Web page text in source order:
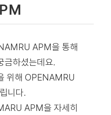
APM을 통해
금하셨는데요.
위해 OPENAMRU
니다.
APM을 자세히